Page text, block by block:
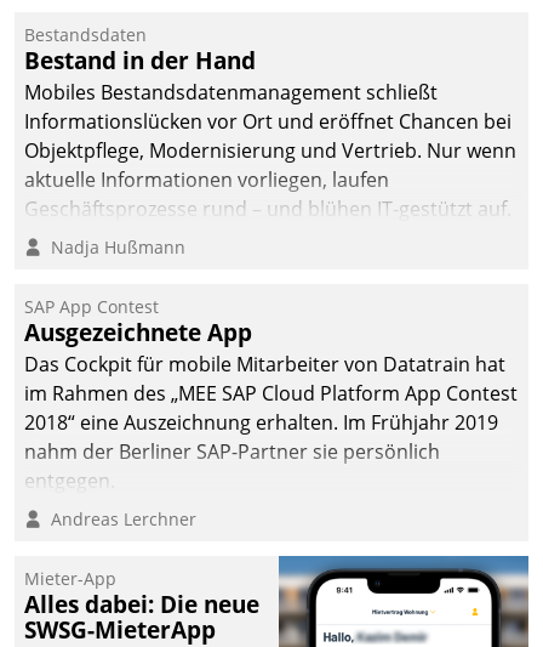
Bestandsdaten
Bestand in der Hand
Mobiles Bestandsdatenmanagement schließt
Informationslücken vor Ort und eröffnet Chancen bei
Objektpflege, Modernisierung und Vertrieb. Nur wenn
aktuelle Informationen vorliegen, laufen
Geschäftsprozesse rund – und blühen IT-gestützt auf.
Nadja Hußmann
SAP App Contest
Ausgezeichnete App
Das Cockpit für mobile Mitarbeiter von Datatrain hat
im Rahmen des „MEE SAP Cloud Platform App Contest
2018“ eine Auszeichnung erhalten. Im Frühjahr 2019
nahm der Berliner SAP-Partner sie persönlich
entgegen.
Andreas Lerchner
Mieter-App
Alles dabei: Die neue
SWSG-MieterApp